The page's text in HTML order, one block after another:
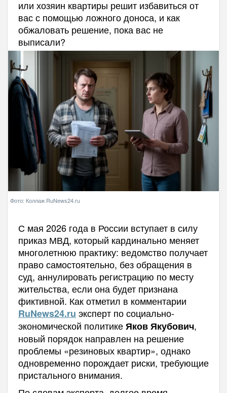
или хозяин квартиры решит избавиться от
вас с помощью ложного доноса, и как
обжаловать решение, пока вас не
выписали?
Фото: Коллаж RuNews24.ru
С мая 2026 года в России вступает в силу
приказ МВД, который кардинально меняет
многолетнюю практику: ведомство получает
право самостоятельно, без обращения в
суд, аннулировать регистрацию по месту
жительства, если она будет признана
фиктивной. Как отметил в комментарии
RuNews24.ru эксперт по социально-
экономической политикеЯков Якубович,
новый порядок направлен на решение
проблемы «резиновых квартир», однако
одновременно порождает риски, требующие
пристального внимания.